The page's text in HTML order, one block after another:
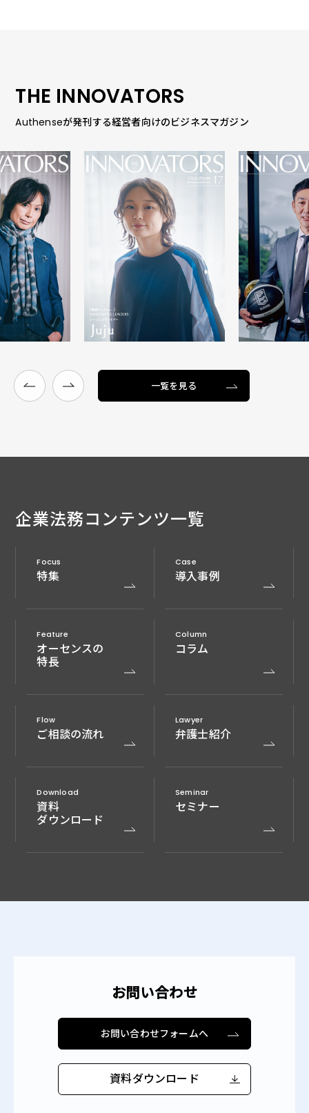
THE INNOVATORS
Authenseが発刊する経営者向けのビジネスマガジン
一覧を見る
企業法務コンテンツ一覧
Focus
特集
Case
導入事例
Feature
オーセンスの
特長
Column
コラム
Flow
ご相談の流れ
Lawyer
弁護士紹介
Download
資料
ダウンロード
Seminar
セミナー
お問い合わせ
お問い合わせフォームへ
資料ダウンロード